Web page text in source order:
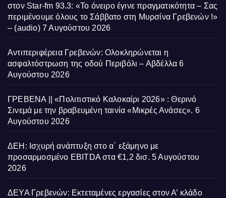
στον Star-fm 93.3: «Το όνειρο έγινε πραγματικότητα – Σας
περιμένουμε όλους το Σάββατο στη Μυρσίνα Γρεβενών !»
– (audio) 7 Αυγούστου 2026
Αντιπεριφέρεια Γρεβενών: Ολοκληρώνεται η
ασφαλτόστρωση της οδού Περιβόλι – Αβδέλλα 6
Αυγούστου 2026
ΓΡΕΒΕΝΑ || «Πολιτιστικό Καλοκαίρι 2026» : Θερινό
Σινεμά με την βραβευμένη ταινία «Μικρές Ανάσες». 6
Αυγούστου 2026
ΔΕΗ: Ισχυρή ανάπτυξη στο α΄ εξάμηνο με
προσαρμοσμένο EBITDA στα €1,2 δισ. 5 Αυγούστου
2026
ΔΕΥΑ Γρεβενών: Εκτεταμένες εργασίες στον Α’ κλάδο